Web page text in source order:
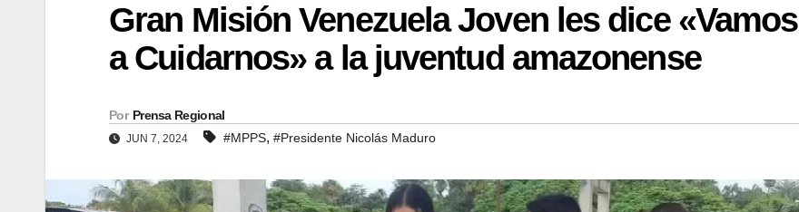
Gran Misión Venezuela Joven les dice «Vamos
a Cuidarnos» a la juventud amazonense
Por Prensa Regional
JUN 7, 2024 #MPPS, #Presidente Nicolás Maduro